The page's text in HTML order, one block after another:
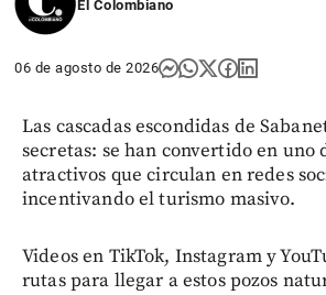
El Colombiano
06 de agosto de 2026
Las cascadas escondidas de
secretas: se han convertido en uno
atractivos que circulan en redes
incentivando el turismo masivo.
Videos en TikTok, Instagram y
rutas para llegar a estos pozos